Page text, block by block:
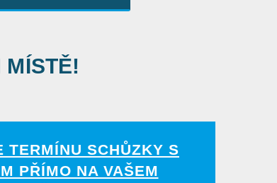
MÍSTĚ!
TERMÍNU SCHŮZKY S
PŘÍMO NA VAŠEM